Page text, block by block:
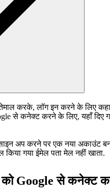
करके, लॉग इन करने के लिए कहा
से कनेक्ट करने के लिए, यहाँ दिए
अप करने पर एक नया अकाउंट बन
गया ईमेल पता मेल नहीं खाता.
Google से कनेक्ट